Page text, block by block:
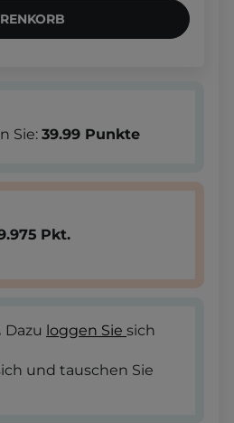
Sie: 39.99 Punkte
Pkt.
Dazu loggen Sie sich
und tauschen Sie